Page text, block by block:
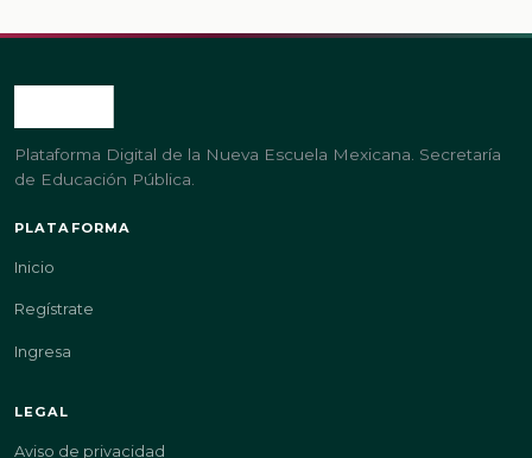
Plataforma Digital de la Nueva Escuela Mexicana. Secretaría
de Educación Pública.
PLATAFORMA
Inicio
Regístrate
Ingresa
LEGAL
Aviso de privacidad